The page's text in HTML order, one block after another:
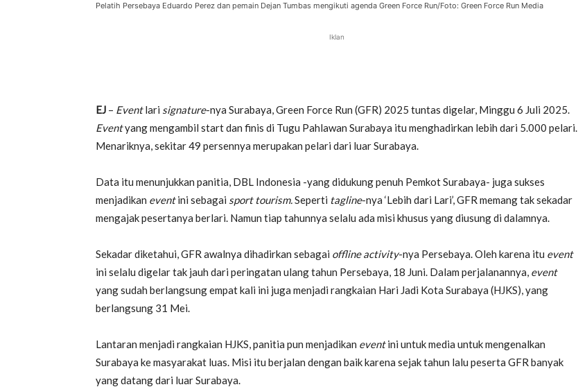
Pelatih Persebaya Eduardo Perez dan pemain Dejan Tumbas mengikuti agenda Green Force Run/Foto: Green Force Run Media
Iklan
EJ – Eventlari signature-nya Surabaya, Green Force Run (GFR) 2025 tuntas digelar, Minggu 6 Juli 2025.
Eventyang mengambil start dan finis di Tugu Pahlawan Surabaya itu menghadirkan lebih dari 5.000 pelari.
Menariknya, sekitar 49 persennya merupakan pelari dari luar Surabaya.
Data itu menunjukkan panitia, DBL Indonesia -yang didukung penuh Pemkot Surabaya- juga sukses
menjadikan eventini sebagai sport tourism.Seperti tagline-nya ‘Lebih dari Lari’, GFR memang tak sekadar
mengajak pesertanya berlari. Namun tiap tahunnya selalu ada misi khusus yang diusung di dalamnya.
Sekadar diketahui, GFR awalnya dihadirkan sebagai offline activity-nya Persebaya. Oleh karena itu event
ini selalu digelar tak jauh dari peringatan ulang tahun Persebaya, 18 Juni. Dalam perjalanannya, event
yang sudah berlangsung empat kali ini juga menjadi rangkaian Hari Jadi Kota Surabaya (HJKS), yang
berlangsung 31 Mei.
Lantaran menjadi rangkaian HJKS, panitia pun menjadikan eventini untuk media untuk mengenalkan
Surabaya ke masyarakat luas. Misi itu berjalan dengan baik karena sejak tahun lalu peserta GFR banyak
yang datang dari luar Surabaya.